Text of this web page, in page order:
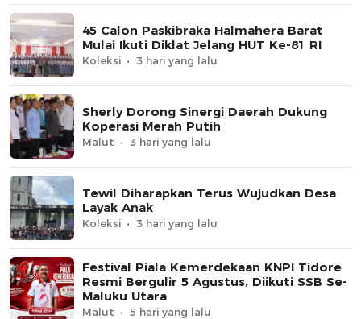
45 Calon Paskibraka Halmahera Barat
Mulai Ikuti Diklat Jelang HUT Ke-81 RI
Koleksi 3 hari yang lalu
Sherly Dorong Sinergi Daerah Dukung
Koperasi Merah Putih
Malut 3 hari yang lalu
Tewil Diharapkan Terus Wujudkan Desa
Layak Anak
Koleksi 3 hari yang lalu
Festival Piala Kemerdekaan KNPI Tidore
Resmi Bergulir 5 Agustus, Diikuti SSB Se-
Maluku Utara
Malut 5 hari yang lalu